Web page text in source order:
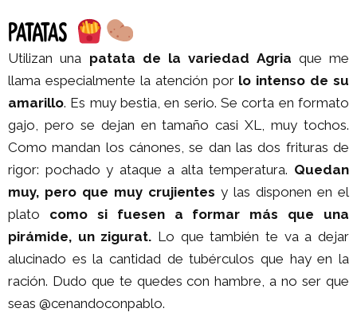
PATATAS
Utilizan una patata de la variedad Agria que me
llama especialmente la atención por lo intenso de su
amarillo. Es muy bestia, en serio. Se corta en formato
gajo, pero se dejan en tamaño casi XL, muy tochos.
Como mandan los cánones, se dan las dos frituras de
rigor: pochado y ataque a alta temperatura. Quedan
muy, pero que muy crujientes y las disponen en el
plato como si fuesen a formar más que una
pirámide, un zigurat. Lo que también te va a dejar
alucinado es la cantidad de tubérculos que hay en la
ración. Dudo que te quedes con hambre, a no ser que
seas @cenandoconpablo.